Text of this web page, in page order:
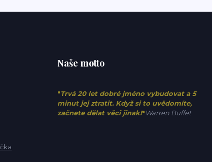
Naše motto
"Trvá 20 let dobré jméno vybudovat a 5
minut jej ztratit. Když si to uvědomíte,
začnete dělat věci jinak!" Warren Buffet